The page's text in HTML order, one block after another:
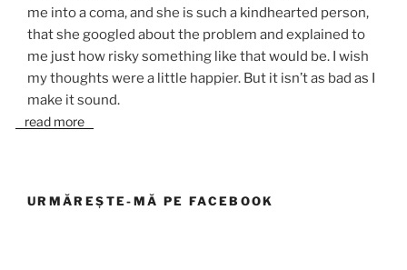
me into a coma, and she is such a kindhearted person,
that she googled about the problem and explained to
me just how risky something like that would be. I wish
my thoughts were a little happier. But it isn’t as bad as I
make it sound.
read more
URMĂREȘTE-MĂ PE FACEBOOK